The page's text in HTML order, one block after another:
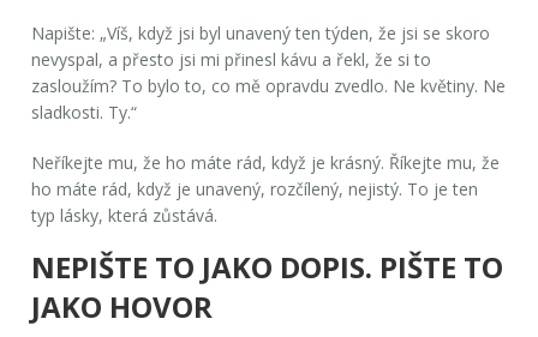
Napište: „Víš, když jsi byl unavený ten týden, že jsi se skoro
nevyspal, a přesto jsi mi přinesl kávu a řekl, že si to
zasloužím? To bylo to, co mě opravdu zvedlo. Ne květiny. Ne
sladkosti. Ty.“
Neříkejte mu, že ho máte rád, když je krásný. Říkejte mu, že
ho máte rád, když je unavený, rozčílený, nejistý. To je ten
typ lásky, která zůstává.
NEPIŠTE TO JAKO DOPIS. PIŠTE TO
JAKO HOVOR